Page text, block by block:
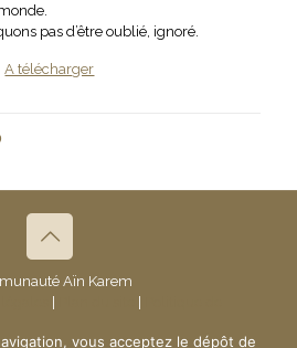
pas d’être oublié, ignoré.
A télécharger
Aïn Karem
du site :www.ndsi.fr
vous acceptez le dépôt de